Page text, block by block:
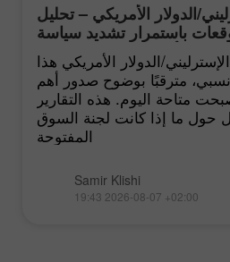
الدولار الأمريكي – تحليل
باستمرار تشديد سياسة
الأميركي تبقى منخفضة
الدولار الأمريكي هذا
نسبي، مترقبًا بوضوح صدور أهم
متاحة اليوم. هذه التقارير
حول ما إذا كانت لجنة السوق
المفتوحة
Samir Klishi
19:43 2026-08-07 +02:00